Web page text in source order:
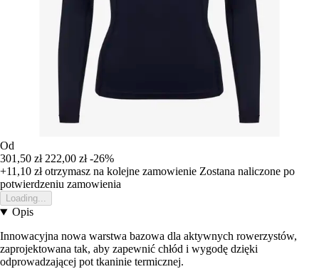
Od
301,50 zł 222,00 zł -26%
+11,10 złotrzymasz na kolejne zamowienie Zostana naliczone po
potwierdzeniu zamowienia
Loading...
Opis
Innowacyjna nowa warstwa bazowa dla aktywnych rowerzystów,
zaprojektowana tak, aby zapewnić chłód i wygodę dzięki
odprowadzającej pot tkaninie termicznej.